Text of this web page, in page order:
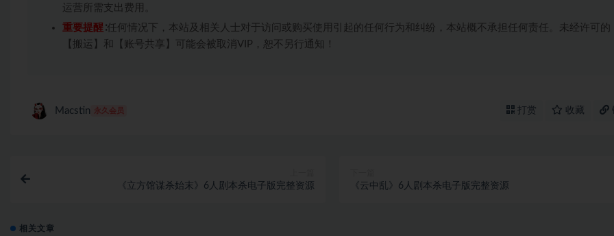
运营所需支出费用。
重要提醒 ∶任何情况下，本站及相关人士对于访问或购买使用引起的任何行为和纠纷，本站概不承担任何责任。未经许可的
【搬运】和【账号共享】可能会被取消VIP，恕不另行通知！
Macstin 永久会员 打赏 收藏
《立方馆谋杀始末》6人剧本杀电子版完整资源 《云中乱》6人剧本杀电子版完整资源
相关文章